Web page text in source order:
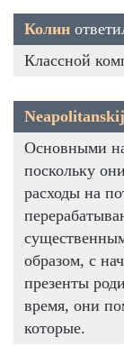
Колин
Классной
Neapolitanskij
Основными
поскольку
расходы на
образом, с
презенты
время, они
которые.